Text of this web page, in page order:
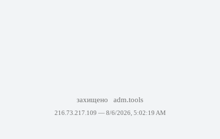
захищено adm.tools
216.73.217.109 — 8/6/2026, 5:02:19 AM